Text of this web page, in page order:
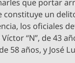
que portar
constituye un
los oficiales
“N”, de 43
58 años, y José